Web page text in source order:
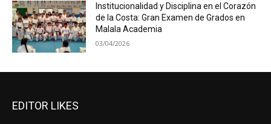
Institucionalidad y Disciplina en el Corazón
de la Costa: Gran Examen de Grados en
Malala Academia
03/04/2026
EDITOR LIKES